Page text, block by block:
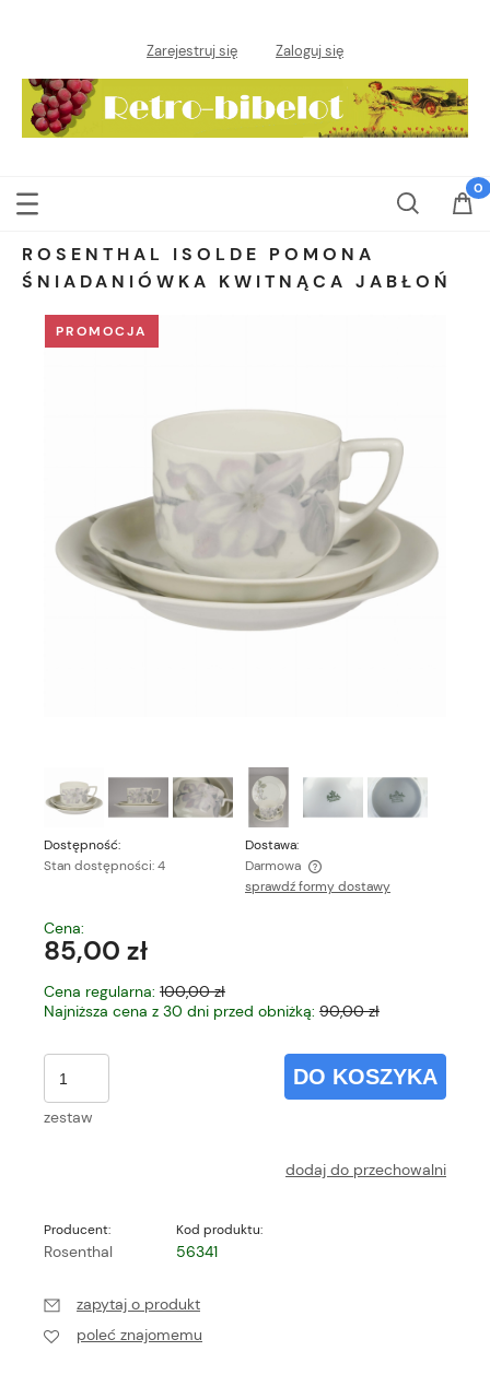
Zarejestruj się Zaloguj się
ROSENTHAL ISOLDE POMONA
ŚNIADANIÓWKA KWITNĄCA JABŁOŃ
PROMOCJA
Dostępność:
Stan dostępności: 4
Dostawa:
Darmowa
Cena nie zawiera ewentualnych kosztów płatności
sprawdź formy dostawy
Cena:
85,00 zł
Cena regularna: 100,00 zł
Najniższa cena z 30 dni przed obniżką: 90,00 zł
zestaw
DO KOSZYKA
dodaj do przechowalni
Producent:
Rosenthal
Kod produktu:
56341
zapytaj o produkt
poleć znajomemu